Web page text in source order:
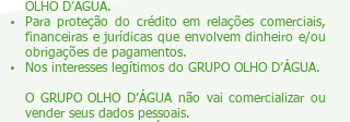
OLHO D’ÁGUA.
Para proteção do crédito em relações comerciais,
financeiras e jurídicas que envolvem dinheiro e/ou
obrigações de pagamentos.
Nos interesses legítimos do GRUPO OLHO D’ÁGUA.
O GRUPO OLHO D’ÁGUA não vai comercializar ou
vender seus dados pessoais.